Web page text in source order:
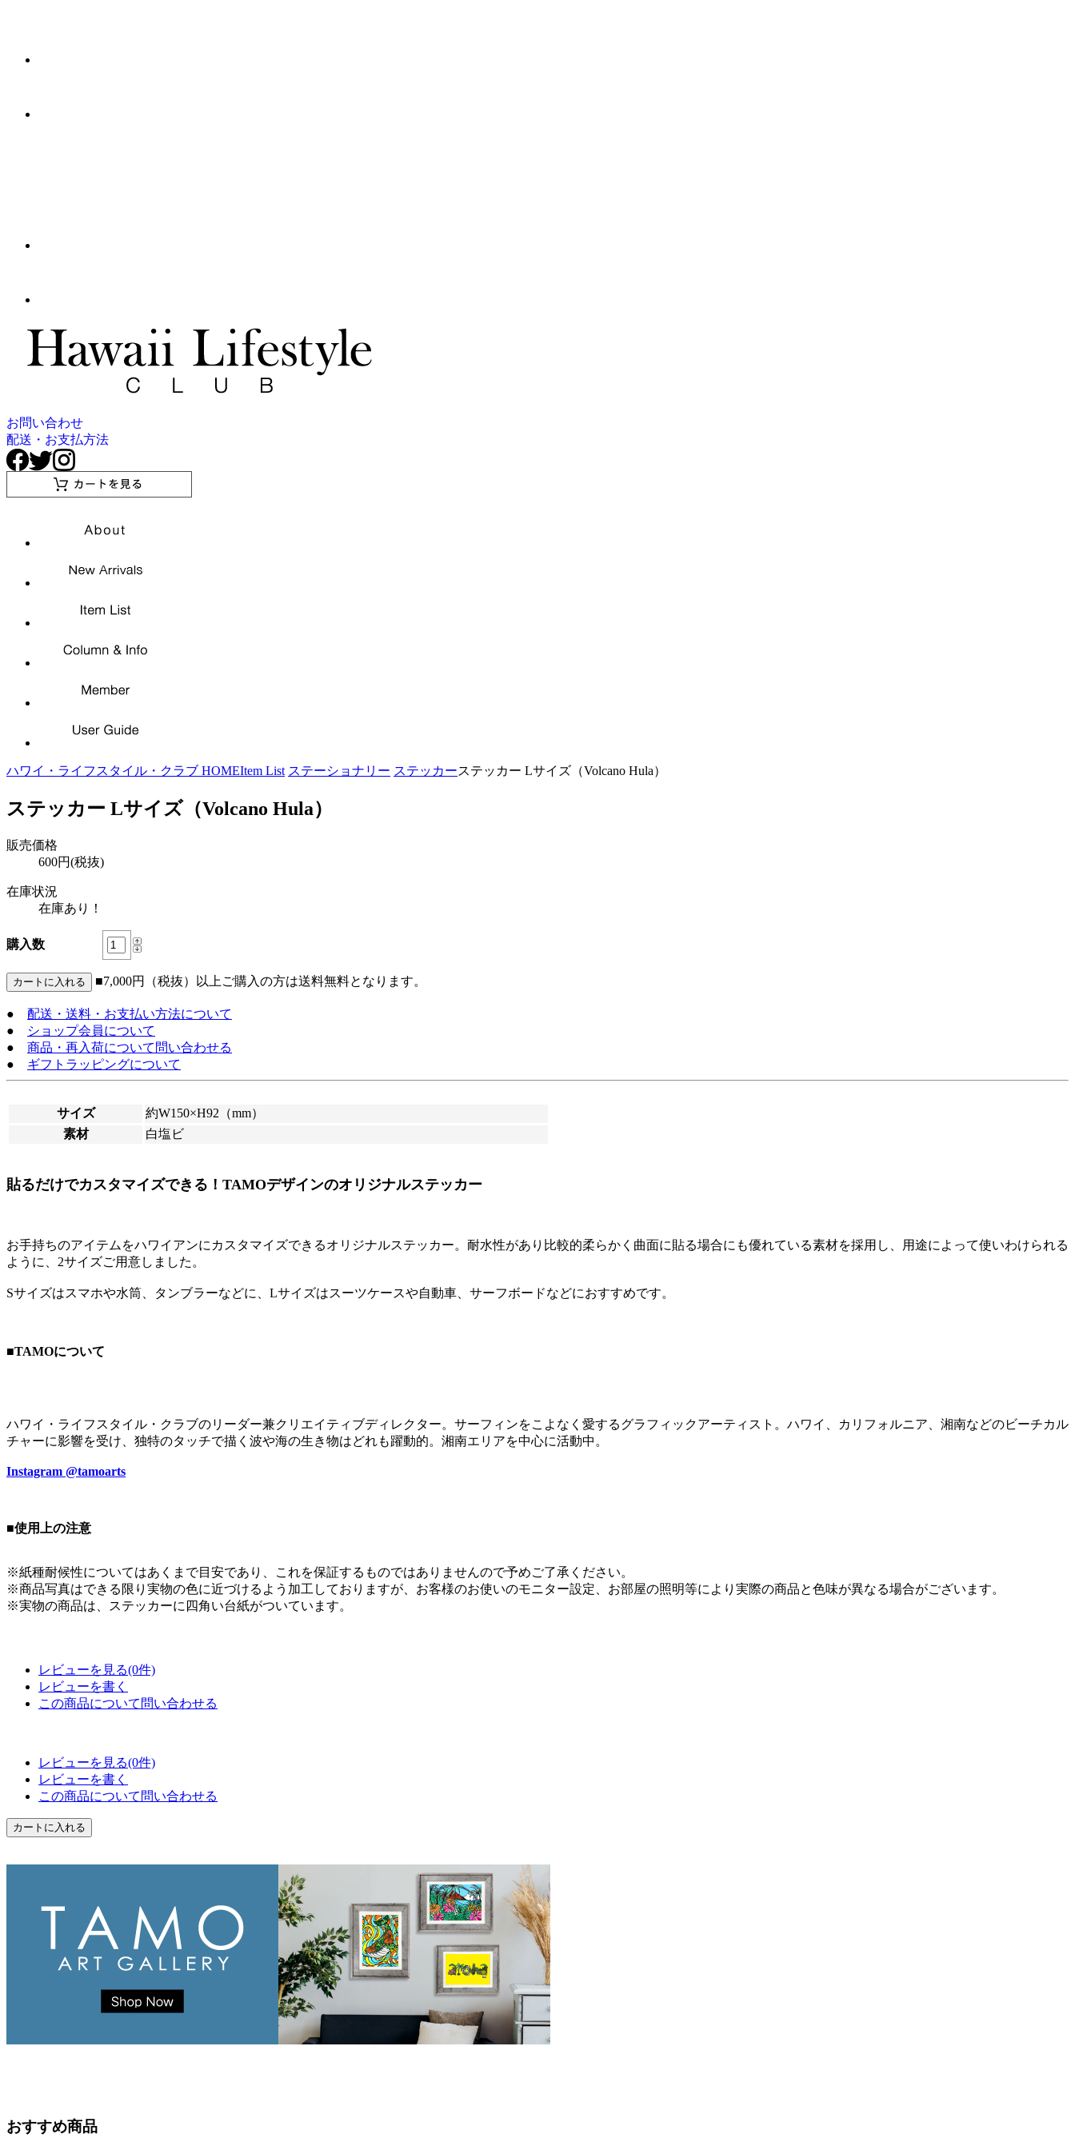
お問い合わせ
配送・お支払方法
ハワイ・ライフスタイル・クラブ HOMEItem List ステーショナリー ステッカーステッカー Lサイズ（Volcano Hula）
ステッカー Lサイズ（Volcano Hula）
販売価格
600円(税抜)
在庫状況
在庫あり！
購入数
■7,000円（税抜）以上ご購入の方は送料無料となります。
● 配送・送料・お支払い方法について
●
ショップ会員について
● 商品・再入荷について問い合わせる
● ギフトラッピングについて
サイズ
約W150×H92（mm）
素材
白塩ビ
貼るだけでカスタマイズできる！TAMOデザインのオリジナルステッカー
お手持ちのアイテムをハワイアンにカスタマイズできるオリジナルステッカー。耐水性があり比較的柔らかく曲面に貼る場合にも優れている素材を採用し、用途によって使いわけられる
ように、2サイズご用意しました。
Sサイズはスマホや水筒、タンブラーなどに、Lサイズはスーツケースや自動車、サーフボードなどにおすすめです。
■TAMOについて
ハワイ・ライフスタイル・クラブのリーダー兼クリエイティブディレクター。サーフィンをこよなく愛するグラフィックアーティスト。ハワイ、カリフォルニア、湘南などのビーチカル
チャーに影響を受け、独特のタッチで描く波や海の生き物はどれも躍動的。湘南エリアを中心に活動中。
Instagram @tamoarts
■使用上の注意
※紙種耐候性についてはあくまで目安であり、これを保証するものではありませんので予めご了承ください。
※商品写真はできる限り実物の色に近づけるよう加工しておりますが、お客様のお使いのモニター設定、お部屋の照明等により実際の商品と色味が異なる場合がございます。
※実物の商品は、ステッカーに四角い台紙がついています。
レビューを見る(0件)
レビューを書く
この商品について問い合わせる
レビューを見る(0件)
レビューを書く
この商品について問い合わせる
おすすめ商品